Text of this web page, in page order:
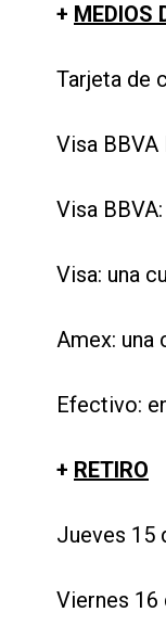
+ MEDIOS
Tarjeta de
Visa
Visa
Visa: una
Amex: una
Efectivo:
+ RETIRO
Jueves 15
Viernes 16